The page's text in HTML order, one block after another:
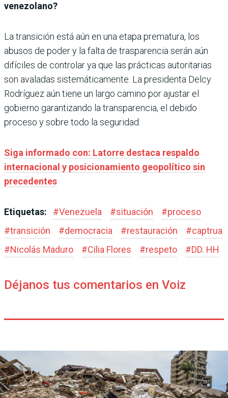
venezolano?
La transición está aún en una etapa prematura, los
abusos de poder y la falta de trasparencia serán aún
difíciles de controlar ya que las prácticas autoritarias
son avaladas sistemáticamente. La presidenta Delcy
Rodríguez aún tiene un largo camino por ajustar el
gobierno garantizando la transparencia, el debido
proceso y sobre todo la seguridad.
Siga informado con: Latorre destaca respaldo
internacional y posicionamiento geopolítico sin
precedentes
Etiquetas: #Venezuela #situación #proceso
#transición #democracia #restauración #captrua
#Nicolás Maduro #Cilia Flores #respeto #DD. HH
Déjanos tus comentarios en Voiz